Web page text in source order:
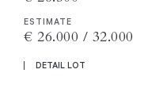
ESTIMATE
€ 26.000 / 32.000
DETAIL LOT